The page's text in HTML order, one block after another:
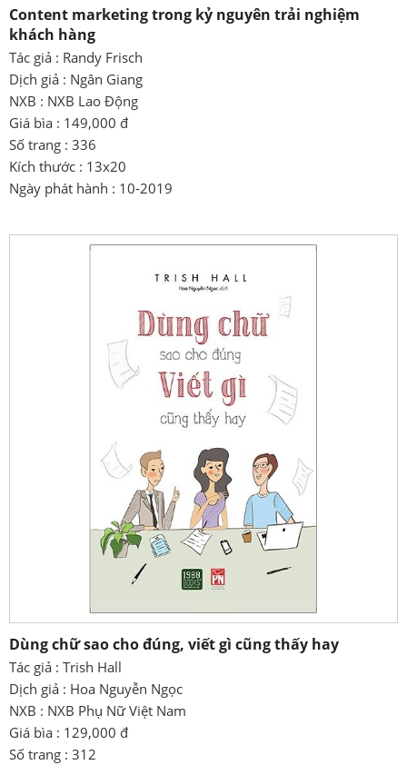
Content marketing trong kỷ nguyên trải nghiệm
khách hàng
Tác giả : Randy Frisch
Dịch giả : Ngân Giang
NXB : NXB Lao Động
Giá bìa : 149,000 đ
Số trang : 336
Kích thước : 13x20
Ngày phát hành : 10-2019
Dùng chữ sao cho đúng, viết gì cũng thấy hay
Tác giả : Trish Hall
Dịch giả : Hoa Nguyễn Ngọc
NXB : NXB Phụ Nữ Việt Nam
Giá bìa : 129,000 đ
Số trang : 312